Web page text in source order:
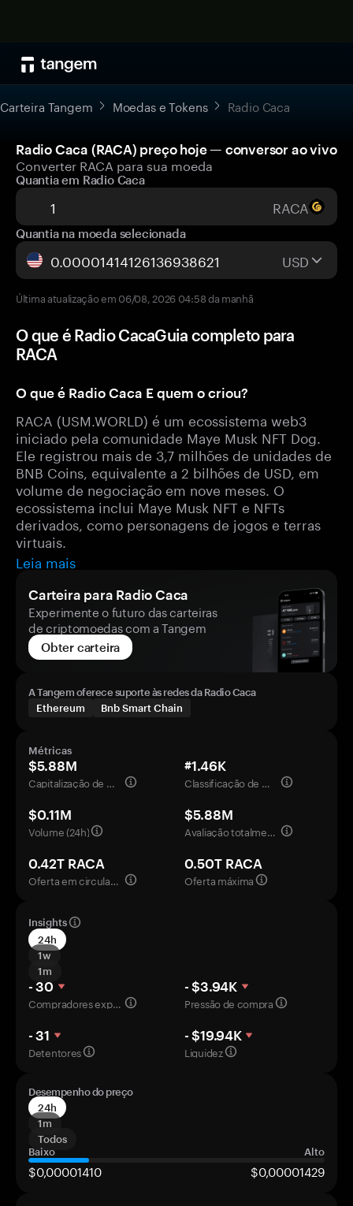
Carteira Tangem Moedas e Tokens Radio Caca
Radio Caca (RACA) preço hoje — conversor ao vivo
Converter RACA para sua moeda
Quantia em Radio Caca
RACA
Quantia na moeda selecionada
USD
Última atualização em 06/08, 2026 04:58 da manhã
O que é Radio CacaGuia completo para
RACA
O que é Radio Caca E quem o criou?
RACA (USM.WORLD) é um ecossistema web3
iniciado pela comunidade Maye Musk NFT Dog.
Ele registrou mais de 3,7 milhões de unidades de
BNB Coins, equivalente a 2 bilhões de USD, em
volume de negociação em nove meses. O
ecossistema inclui Maye Musk NFT e NFTs
derivados, como personagens de jogos e terras
virtuais.
Leia mais
Carteira para Radio Caca
Experimente o futuro das carteiras
de criptomoedas com a Tangem
Obter carteira
A Tangem oferece suporte às redes da Radio Caca
Ethereum
Bnb Smart Chain
Métricas
$5.88M
Capitalização de mercado
#1.46K
Classificação de mercado
$0.11M
Volume (24h)
$5.88M
Avaliação totalmente diluída
0.42T RACA
Oferta em circulação
0.50T RACA
Oferta máxima
Insights
24h
1w
1m
- 30
Compradores experientes
- $3.94K
Pressão de compra
- 31
Detentores
- $19.94K
Liquidez
Desempenho do preço
24h
1m
Todos
Baixo
Alto
$0,00001410 $0,00001429